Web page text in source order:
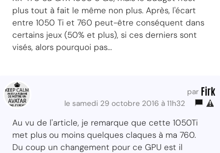
plus tout à fait le même non plus. Après, l'écart
entre 1050 Ti et 760 peut-être conséquent dans
certains jeux (50% et plus), si ces derniers sont
visés, alors pourquoi pas...
par Firk
le samedi 29 octobre 2016 à 11h32
Au vu de l'article, je remarque que cette 1050Ti
met plus ou moins quelques claques à ma 760.
Du coup un changement pour ce GPU est il